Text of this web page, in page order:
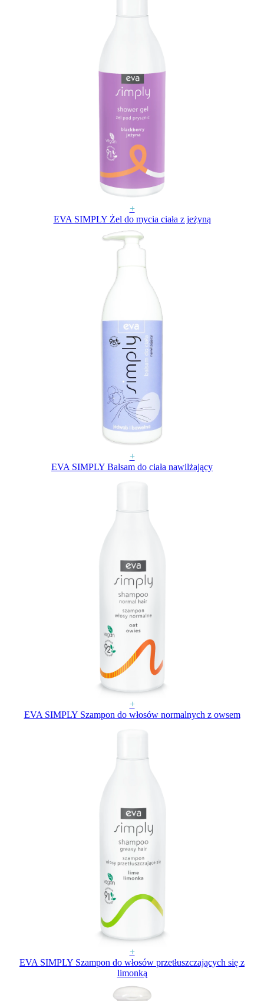
+
EVA SIMPLY Żel do mycia ciała z jeżyną
+
EVA SIMPLY Balsam do ciała nawilżający
+
EVA SIMPLY Szampon do włosów normalnych z owsem
+
EVA SIMPLY Szampon do włosów przetłuszczających się z
limonką